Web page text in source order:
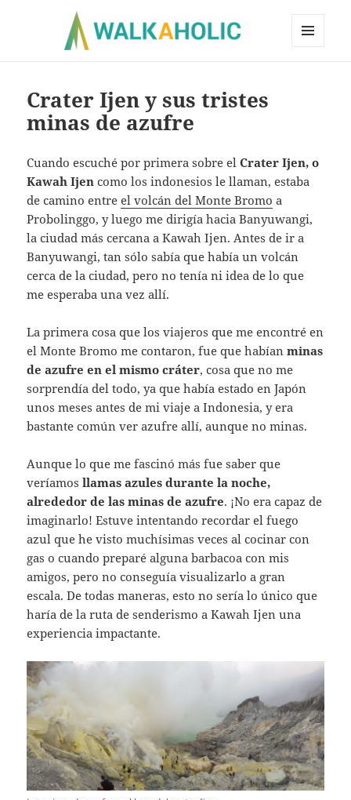
Crater Ijen y sus tristes
minas de azufre
Cuando escuché por primera sobre elCrater Ijen, o
Kawah Ijen como los indonesios le llaman, estaba
de camino entreel volcán del Monte Bromo a
Probolinggo, y luego me dirigía hacia Banyuwangi,
la ciudad más cercana a Kawah Ijen. Antes de ir a
Banyuwangi, tan sólo sabía que había un volcán
cerca de la ciudad, pero no tenía ni idea de lo que
me esperaba una vez allí.
La primera cosa que los viajeros que me encontré en
el Monte Bromo me contaron, fue que habíanminas
de azufre en el mismo cráter, cosa que no me
sorprendía del todo, ya que había estado en Japón
unos meses antes de mi viaje a Indonesia, y era
bastante común ver azufre allí, aunque no minas.
Aunque lo que me fascinó más fue saber que
veríamosllamas azules durante la noche,
alrededor de las minas de azufre. ¡No era capaz de
imaginarlo! Estuve intentando recordar el fuego
azul que he visto muchísimas veces al cocinar con
gas o cuando preparé alguna barbacoa con mis
amigos, pero no conseguía visualizarlo a gran
escala. De todas maneras, esto no sería lo único que
haría de la ruta de senderismo a Kawah Ijen una
experiencia impactante.